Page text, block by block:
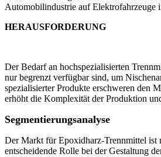
Automobilindustrie auf Elektrofahrzeuge
HERAUSFORDERUNG
Der Bedarf an hochspezialisierten
nur begrenzt verfügbar sind, um
spezialisierter Produkte erschweren den
erhöht die Komplexität der Produktion
Segmentierungsanalyse
Der Markt für Epoxidharz-Trennmittel ist
entscheidende Rolle bei der Gestaltung